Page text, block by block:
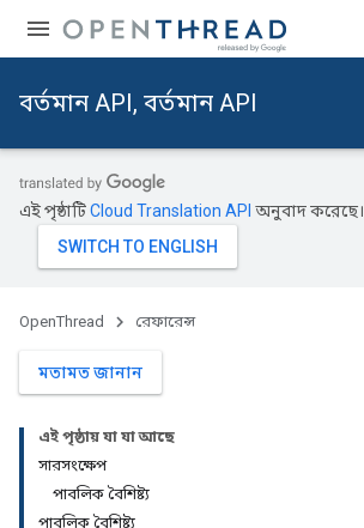
বর্তমান API, বর্তমান API
এই পৃষ্ঠাটিCloud Translation API অনুবাদ করেছে।
OpenThread রেফারেন্স
মতামত জানান
এই পৃষ্ঠায় যা যা আছে
সারসংক্ষেপ
পাবলিক বৈশিষ্ট্য
পাবলিক বৈশিষ্ট্য